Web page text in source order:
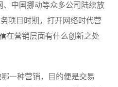
、中国挪动等众多公司陆续放
项目时期，打开网络时代营
在营销层面有什么创新之处
一种营销，目的便是交易